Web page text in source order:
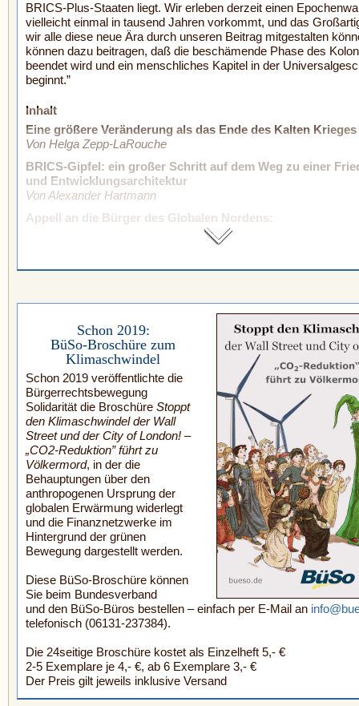
BRICS-Plus-Staaten liegt. Wir erleben derzeit einen
vielleicht einmal in tausend Jahren vorkommt, und das
wir alle diese neue Ära durch unseren Beitrag mitgestalten
können dazu beitragen, daß die beschämende Phase des
beendet wird und ein menschliches Kapitel in der
beginnt.”
Inhalt
Eine größere Veränderung als das Ende des Kalten Krieges
Von Helga Zepp-LaRouche
BRICS-Gipfel: ein großer Schritt auf dem Weg zu einer
und Entwicklungsarchitektur
Von Alexander Hartmann
Appell an die Bürger des Globalen Nordens:
Schon 2019:
BüSo-Broschüre zum
Klimaschwindel
Schon 2019 veröffentlichte die
Bürgerrechtsbewegung
Solidarität die Broschüre Stoppt
den Klimaschwindel der Wall
Street und der City of London! –
„CO2-Reduktion” führt zu
Völkermord, in der die
Behauptungen über den
anthropogenen Ursprung der
globalen Erwärmung widerlegt
und die Finanznetzwerke im
Hintergrund der grünen
Bewegung dargestellt werden.
Diese BüSo-Broschüre können
Sie beim Bundesverband
und den BüSo-Büros bestellen – einfach per E-Mail an
telefonisch (06131-237384).
Die 24seitige Broschüre kostet als Einzelheft 5,- €
2-5 Exemplare je 4,- €, ab 6 Exemplare 3,- €
Der Preis gilt jeweils inklusive Versand